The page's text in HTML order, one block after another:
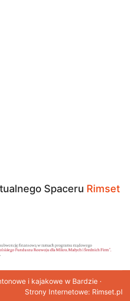
Spaceru Rimset
i kajakowe w Bardzie ·
Strony Internetowe: Rimset.pl